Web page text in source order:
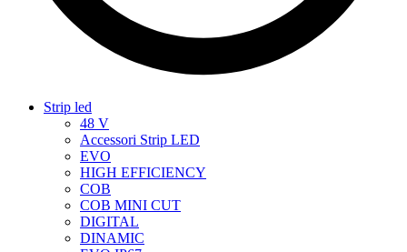
Strip led
48 V
Accessori Strip LED
EVO
HIGH EFFICIENCY
COB
COB MINI CUT
DIGITAL
DINAMIC